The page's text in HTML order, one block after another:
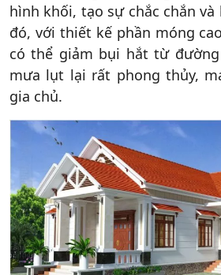
hình khối, tạo sự chắc chắn và
đó, với thiết kế phần móng
có thể giảm bụi hắt từ
mưa lụt lại rất phong thủy,
gia chủ.